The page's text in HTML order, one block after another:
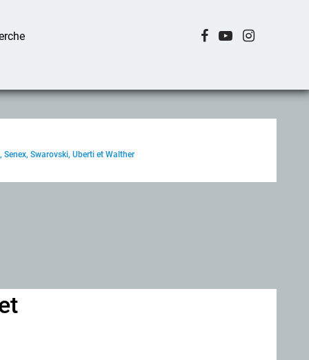
Swarovski, Uberti et Walther